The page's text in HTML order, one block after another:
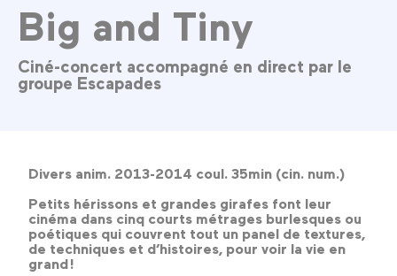
Big and Tiny
Ciné-concert accompagné en direct par le
groupe Escapades
Divers anim. 2013-2014 coul. 35min (cin. num.)
Petits hérissons et grandes girafes font leur
cinéma dans cinq courts métrages burlesques ou
poétiques qui couvrent tout un panel de textures,
de techniques et d’histoires, pour voir la vie en
grand !